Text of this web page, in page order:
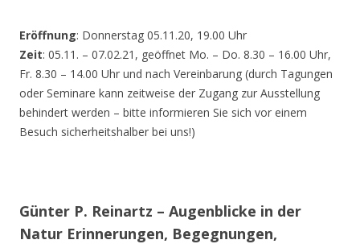
Eröffnung: Donnerstag 05.11.20, 19.00 Uhr
Zeit: 05.11. – 07.02.21, geöffnet Mo. – Do. 8.30 – 16.00 Uhr,
Fr. 8.30 – 14.00 Uhr und nach Vereinbarung (durch Tagungen
oder Seminare kann zeitweise der Zugang zur Ausstellung
behindert werden – bitte informieren Sie sich vor einem
Besuch sicherheitshalber bei uns!)
Günter P. Reinartz – Augenblicke in der
Natur Erinnerungen, Begegnungen,